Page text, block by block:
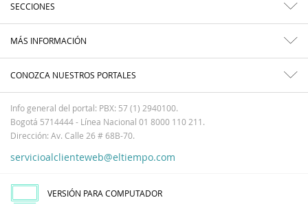
SECCIONES
MÁS INFORMACIÓN
CONOZCA NUESTROS PORTALES
Info general del portal: PBX: 57 (1) 2940100.
Bogotá 5714444 - Línea Nacional 01 8000 110 211.
Dirección: Av. Calle 26 # 68B-70.
servicioalclienteweb@eltiempo.com
VERSIÓN PARA COMPUTADOR